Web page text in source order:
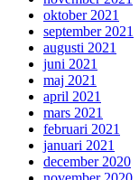
oktober 2021
september 2021
augusti 2021
juni 2021
maj 2021
april 2021
mars 2021
februari 2021
januari 2021
december 2020